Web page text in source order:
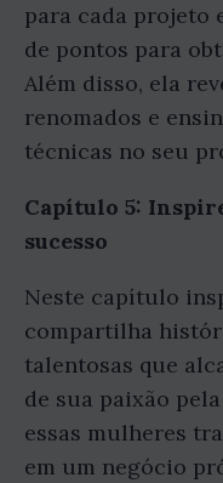
para cada projeto
de pontos para
Além disso, ela
renomados e
técnicas no seu
Capítulo 5:
sucesso
Neste capítulo
compartilha
talentosas que
de sua paixão
essas mulheres
em um negócio